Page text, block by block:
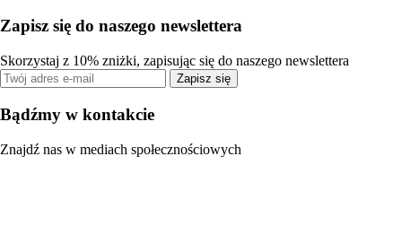
Zapisz się do naszego newslettera
Skorzystaj z 10% zniżki, zapisując się do naszego newslettera
Zapisz się
Bądźmy w kontakcie
Znajdź nas w mediach społecznościowych